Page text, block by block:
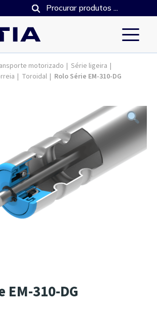
motorizado | Série ligeira |
| Toroidal | Rolo Série EM-310-DG
EM-310-DG